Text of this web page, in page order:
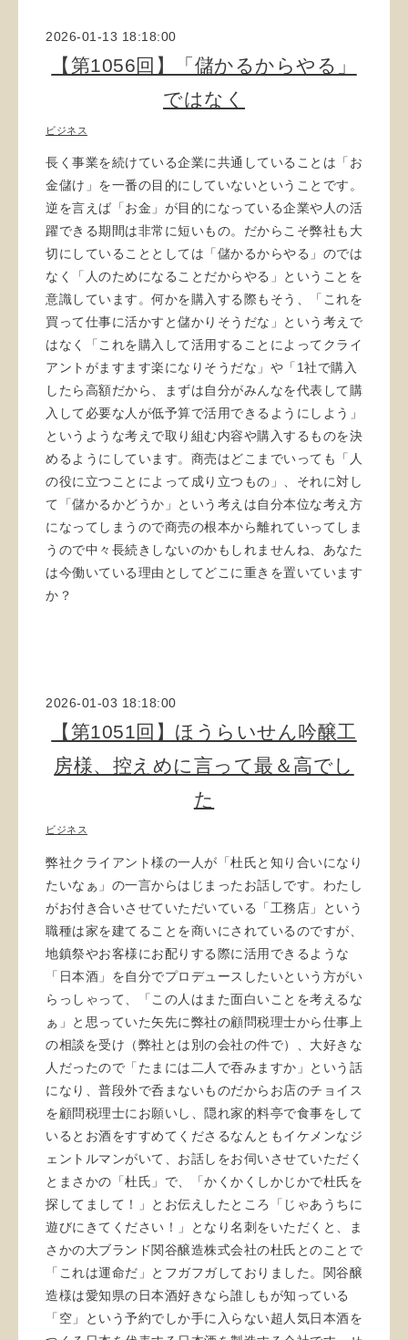
2026-01-13 18:18:00
【第1056回】「儲かるからやる」
ではなく
ビジネス
長く事業を続けている企業に共通していることは「お
金儲け」を一番の目的にしていないということです。
逆を言えば「お金」が目的になっている企業や人の活
躍できる期間は非常に短いもの。だからこそ弊社も大
切にしていることとしては「儲かるからやる」のでは
なく「人のためになることだからやる」ということを
意識しています。何かを購入する際もそう、「これを
買って仕事に活かすと儲かりそうだな」という考えで
はなく「これを購入して活用することによってクライ
アントがますます楽になりそうだな」や「1社で購入
したら高額だから、まずは自分がみんなを代表して購
入して必要な人が低予算で活用できるようにしよう」
というような考えで取り組む内容や購入するものを決
めるようにしています。商売はどこまでいっても「人
の役に立つことによって成り立つもの」、それに対し
て「儲かるかどうか」という考えは自分本位な考え方
になってしまうので商売の根本から離れていってしま
うので中々長続きしないのかもしれませんね、あなた
は今働いている理由としてどこに重きを置いています
か？
2026-01-03 18:18:00
【第1051回】ほうらいせん吟醸工
房様、控えめに言って最＆高でし
た
ビジネス
弊社クライアント様の一人が「杜氏と知り合いになり
たいなぁ」の一言からはじまったお話しです。わたし
がお付き合いさせていただいている「工務店」という
職種は家を建てることを商いにされているのですが、
地鎮祭やお客様にお配りする際に活用できるような
「日本酒」を自分でプロデュースしたいという方がい
らっしゃって、「この人はまた面白いことを考えるな
ぁ」と思っていた矢先に弊社の顧問税理士から仕事上
の相談を受け（弊社とは別の会社の件で）、大好きな
人だったので「たまには二人で吞みますか」という話
になり、普段外で呑まないものだからお店のチョイス
を顧問税理士にお願いし、隠れ家的料亭で食事をして
いるとお酒をすすめてくださるなんともイケメンなジ
ェントルマンがいて、お話しをお伺いさせていただく
とまさかの「杜氏」で、「かくかくしかじかで杜氏を
探してまして！」とお伝えしたところ「じゃあうちに
遊びにきてください！」となり名刺をいただくと、ま
さかの大ブランド関谷醸造株式会社の杜氏とのことで
「これは運命だ」とフガフガしておりました。関谷醸
造様は愛知県の日本酒好きなら誰しもが知っている
「空」という予約でしか手に入らない超人気日本酒を